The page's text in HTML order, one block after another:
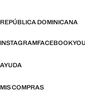
REPÚBLICA DOMINICANA
INSTAGRAMFACEBOOK
AYUDA
MIS COMPRAS